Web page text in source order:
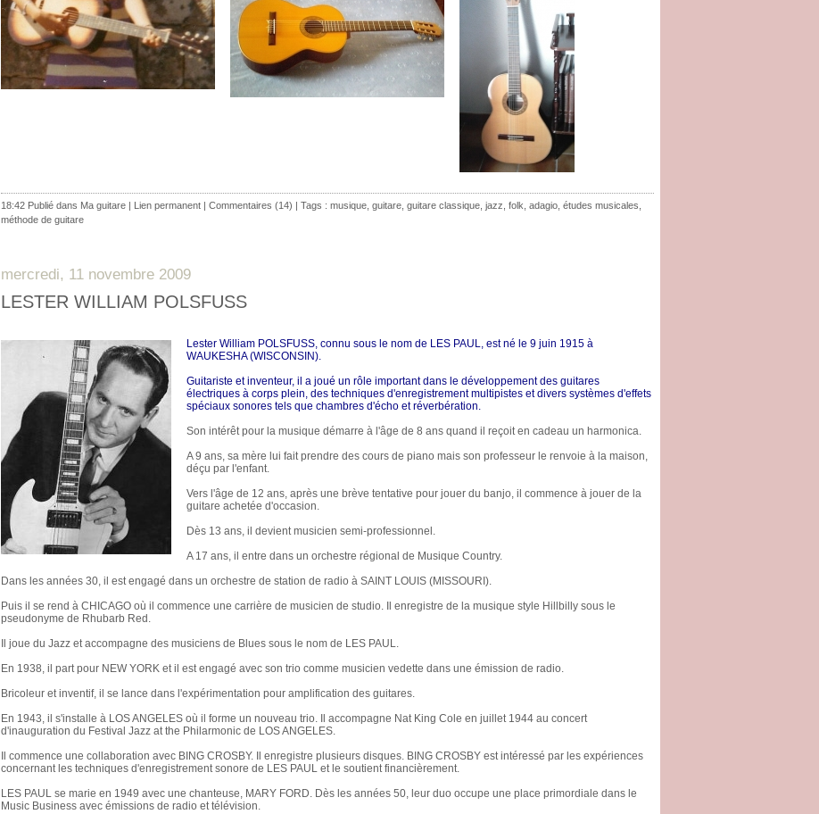
18:42 Publié dans Ma guitare | Lien permanent | Commentaires (14) | Tags : musique guitare guitare classique jazz folk adagio études musicales
méthode de guitare
mercredi, 11 novembre 2009
LESTER WILLIAM POLSFUSS
Lester William POLSFUSS, connu sous le nom de LES PAUL, est né le 9 juin 1915 à
WAUKESHA (WISCONSIN).
Guitariste et inventeur, il a joué un rôle important dans le développement des guitares
électriques à corps plein, des techniques d'enregistrement multipistes et divers systèmes d'effets
spéciaux sonores tels que chambres d'écho et réverbération.
Son intérêt pour la musique démarre à l'âge de 8 ans quand il reçoit en cadeau un harmonica.
A 9 ans, sa mère lui fait prendre des cours de piano mais son professeur le renvoie à la maison,
déçu par l'enfant.
Vers l'âge de 12 ans, après une brève tentative pour jouer du banjo, il commence à jouer de la
guitare achetée d'occasion.
Dès 13 ans, il devient musicien semi-professionnel.
A 17 ans, il entre dans un orchestre régional de Musique Country.
Dans les années 30, il est engagé dans un orchestre de station de radio à SAINT LOUIS (MISSOURI).
Puis il se rend à CHICAGO où il commence une carrière de musicien de studio. Il enregistre de la musique style Hillbilly sous le
pseudonyme de Rhubarb Red.
Il joue du Jazz et accompagne des musiciens de Blues sous le nom de LES PAUL.
En 1938, il part pour NEW YORK et il est engagé avec son trio comme musicien vedette dans une émission de radio.
Bricoleur et inventif, il se lance dans l'expérimentation pour amplification des guitares.
En 1943, il s'installe à LOS ANGELES où il forme un nouveau trio. Il accompagne Nat King Cole en juillet 1944 au concert
d'inauguration du Festival Jazz at the Philarmonic de LOS ANGELES.
Il commence une collaboration avec BING CROSBY. Il enregistre plusieurs disques. BING CROSBY est intéressé par les expériences
concernant les techniques d'enregistrement sonore de LES PAUL et le soutient financièrement.
LES PAUL se marie en 1949 avec une chanteuse, MARY FORD. Dès les années 50, leur duo occupe une place primordiale dans le
Music Business avec émissions de radio et télévision.